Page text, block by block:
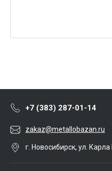
+7 (383) 287-01-14
zakaz@metallobazan.ru
г. Новосибирск, ул.